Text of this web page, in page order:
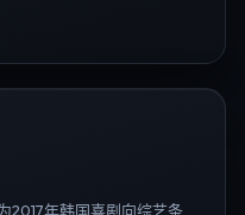
长尾词。
2017年韩国喜剧向综艺条